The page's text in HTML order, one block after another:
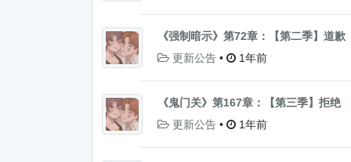
《强制暗示》第72章：【第二季】道歉
更新公告 • 1年前
《鬼门关》第167章：【第三季】拒绝
更新公告 • 1年前